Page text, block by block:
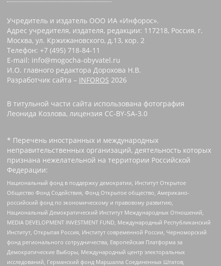
Учредитель и издатель ООО ИА «Инфорос».
Адрес учредителя, издателя, редакции: 117218, Россия, г.
Москва, ул. Кржижановского, д.13, кор. 2
Телефон: +7 (495) 718-84-11
E-mail: info@mogocha-obyvatel.ru
И.О. главного редактора Дорохова Н.В.
Разработчик сайта – INFOROS 2026
В титульной части сайта использована фотография
Леонида Козлова, лицензия CC-BY-SA-3.0
* Перечень иностранных и международных
неправительственных организаций, деятельность которых
признана нежелательной на территории Российской
Федерации:
Национальный фонд в поддержку демократии, Институт Открытое
Общество Фонд Содействия, Фонд Открытое общество, Американо-
российский фонд по экономическому и правовому развитию,
Национальный Демократический Институт Международных Отношений,
MEDIA DEVELOPMENT INVESTMENT FUND, Международный Республиканский
Институт, Открытая Россия, Институт современной России, Черноморский
фонд регионального сотрудничества, Европейская Платформа за
Демократические Выборы, Международный центр электоральных
исследований, Германский фонд Маршалла Соединенных Штатов,